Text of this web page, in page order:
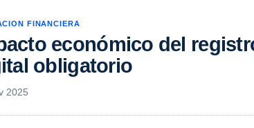
FINANCIERA
económico del
obligatorio
2025